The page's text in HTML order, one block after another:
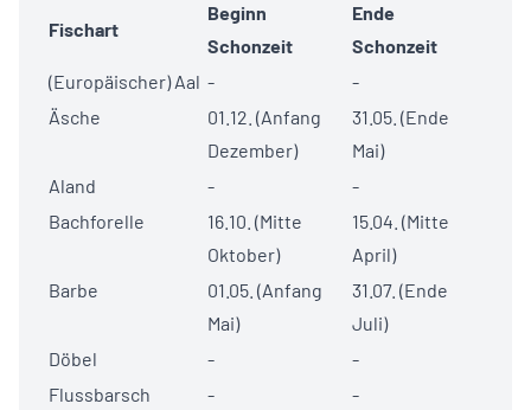
Fischart
Beginn
Schonzeit
Ende
Schonzeit
(Europäischer) Aal -
-
Äsche
01.12. (Anfang
Dezember)
31.05. (Ende
Mai)
Aland
-
-
Bachforelle
16.10. (Mitte
Oktober)
15.04. (Mitte
April)
Barbe
01.05. (Anfang
Mai)
31.07. (Ende
Juli)
Döbel
-
-
Flussbarsch
-
-